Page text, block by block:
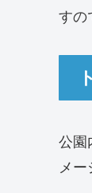
すの
公園
メ